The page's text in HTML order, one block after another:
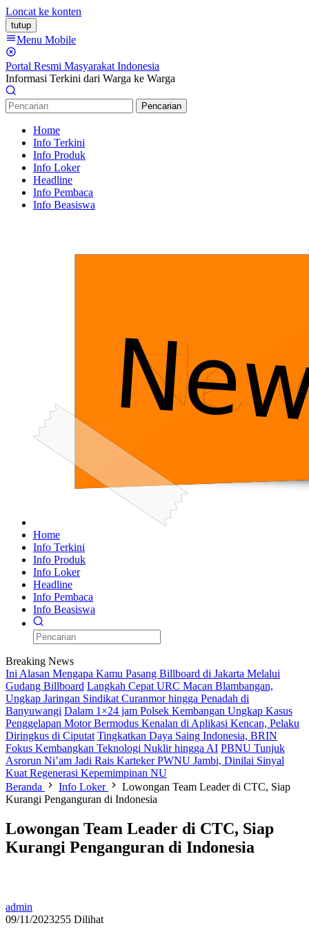
Loncat ke konten
tutup
Menu Mobile
Portal Resmi Masyarakat Indonesia
Informasi Terkini dari Warga ke Warga
Pencarian
Home
Info Terkini
Info Produk
Info Loker
Headline
Info Pembaca
Info Beasiswa
Home
Info Terkini
Info Produk
Info Loker
Headline
Info Pembaca
Info Beasiswa
Breaking News
Ini Alasan Mengapa Kamu Pasang Billboard di Jakarta Melalui
Gudang Billboard Langkah Cepat URC Macan Blambangan,
Ungkap Jaringan Sindikat Curanmor hingga Penadah di
Banyuwangi Dalam 1×24 jam Polsek Kembangan Ungkap Kasus
Penggelapan Motor Bermodus Kenalan di Aplikasi Kencan, Pelaku
Diringkus di Ciputat Tingkatkan Daya Saing Indonesia, BRIN
Fokus Kembangkan Teknologi Nuklir hingga AI PBNU Tunjuk
Asrorun Ni’am Jadi Rais Karteker PWNU Jambi, Dinilai Sinyal
Kuat Regenerasi Kepemimpinan NU
Beranda
Info Loker
Lowongan Team Leader di CTC, Siap
Kurangi Penganguran di Indonesia
Lowongan Team Leader di CTC, Siap
Kurangi Penganguran di Indonesia
admin
09/11/2023255 Dilihat